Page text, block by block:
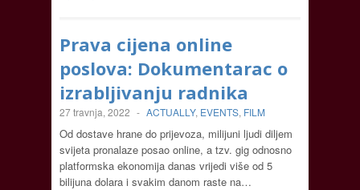
Prava cijena online
poslova: Dokumentarac o
izrabljivanju radnika
27 travnja, 2022 - ACTUALLY, EVENTS, FILM
Od dostave hrane do prijevoza, milijuni ljudi diljem
svijeta pronalaze posao online, a tzv. gig odnosno
platformska ekonomija danas vrijedi više od 5
bilijuna dolara i svakim danom raste na…